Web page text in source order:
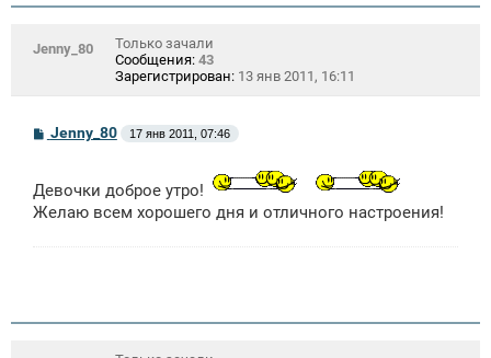
Jenny_80
Только зачали
Сообщения: 43
Зарегистрирован: 13 янв 2011, 16:11
щ
е
н
Jenny_80 17 янв 2011, 07:46
Девочки доброе утро!
Желаю всем хорошего дня и отличного настроения!